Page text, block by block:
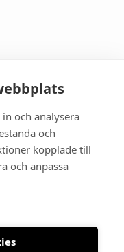
och analysera
och
kopplade till
och anpassa